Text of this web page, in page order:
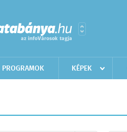
PROGRAMOK KÉPEK